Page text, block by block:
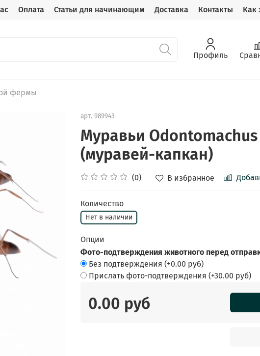
Оплата Статьи для начинающим Доставка Контакты Как
Профиль
фермы
арт. 989943
Муравьи
(муравей-капкан)
(0) В избранное
Количество
Нет в наличии
Опции
Фото-подтверждения животного перед
Без подтверждения (+0.00 руб)
Прислать фото-подтверждения (+30.00 руб)
0.00 руб